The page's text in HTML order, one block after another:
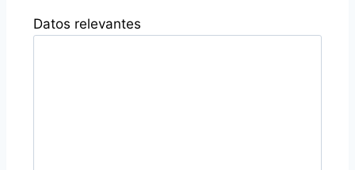
Datos relevantes